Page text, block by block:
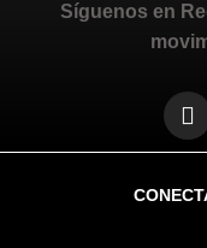
Síguenos en